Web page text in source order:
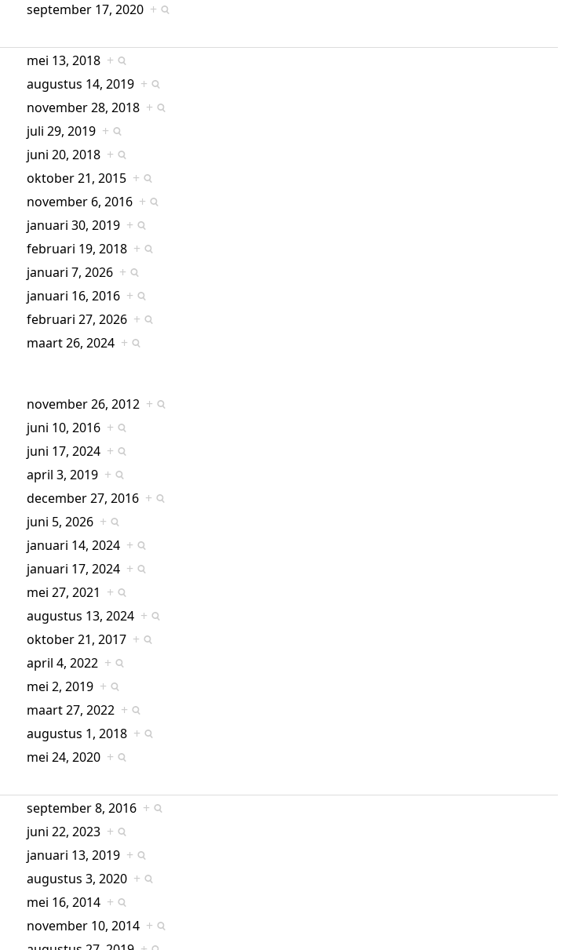
september 17, 2020 +
mei 13, 2018 +
augustus 14, 2019 +
november 28, 2018 +
juli 29, 2019 +
juni 20, 2018 +
oktober 21, 2015 +
november 6, 2016 +
januari 30, 2019 +
februari 19, 2018 +
januari 7, 2026 +
januari 16, 2016 +
februari 27, 2026 +
maart 26, 2024 +
november 26, 2012 +
juni 10, 2016 +
juni 17, 2024 +
april 3, 2019 +
december 27, 2016 +
juni 5, 2026 +
januari 14, 2024 +
januari 17, 2024 +
mei 27, 2021 +
augustus 13, 2024 +
oktober 21, 2017 +
april 4, 2022 +
mei 2, 2019 +
maart 27, 2022 +
augustus 1, 2018 +
mei 24, 2020 +
september 8, 2016 +
juni 22, 2023 +
januari 13, 2019 +
augustus 3, 2020 +
mei 16, 2014 +
november 10, 2014 +